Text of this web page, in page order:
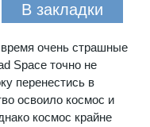
В закладки
очень страшные
Space точно не
перенестись в
освоило космос и
космос крайне